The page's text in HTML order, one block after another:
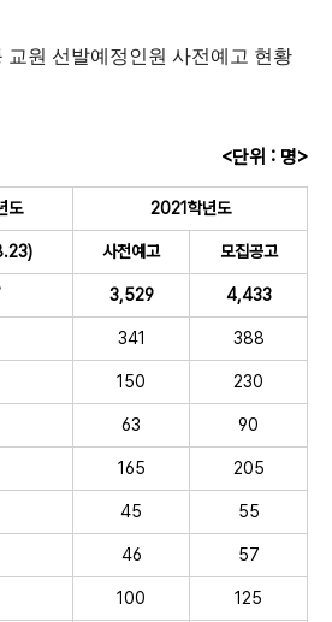
교원 선발예정인원 사전예고 현황
<단위 : 명>
도 2021학년도
사전예고 모집공고
3,529 4,433
341 388
150 230
63 90
165 205
45 55
46 57
100 125